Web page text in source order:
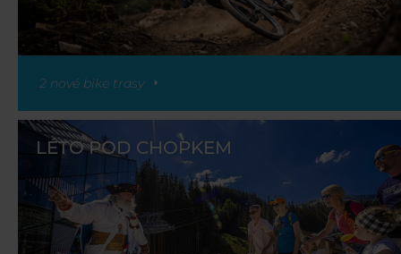
2 nové bike trasy
LÉTO POD CHOPKEM